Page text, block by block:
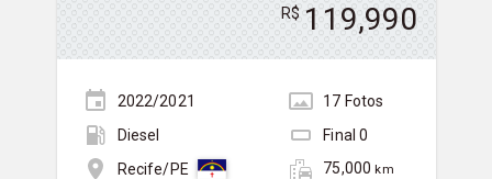
R$ 119,990
2022/2021 17 Fotos
Diesel
Final0
Recife/PE
75,000 km